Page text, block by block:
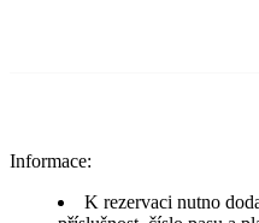
Informace:
K rezervaci nutno